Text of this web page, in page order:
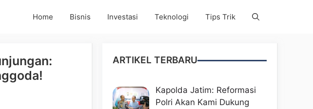
Home Bisnis Investasi Teknologi Tips Trik
ARTIKEL TERBARU
Kapolda Jatim: Reformasi
Polri Akan Kami Dukung